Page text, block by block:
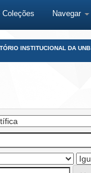
Coleções Navegar
INSTITUCIONAL DA UNB